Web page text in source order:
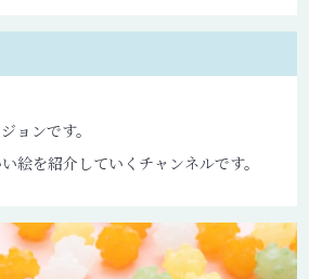
ョンです。
絵を紹介していくチャンネルです。